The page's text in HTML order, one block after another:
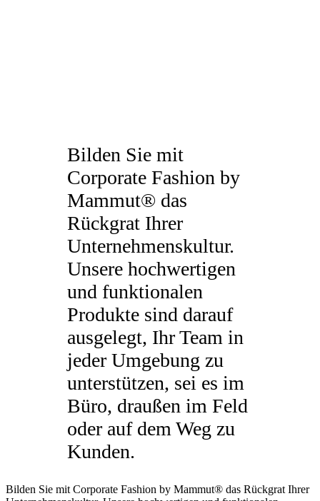
Bilden Sie mit
Corporate Fashion by
Mammut® das
Rückgrat Ihrer
Unternehmenskultur.
Unsere hochwertigen
und funktionalen
Produkte sind darauf
ausgelegt, Ihr Team in
jeder Umgebung zu
unterstützen, sei es im
Büro, draußen im Feld
oder auf dem Weg zu
Kunden.
Bilden Sie mit Corporate Fashion by Mammut® das Rückgrat Ihrer